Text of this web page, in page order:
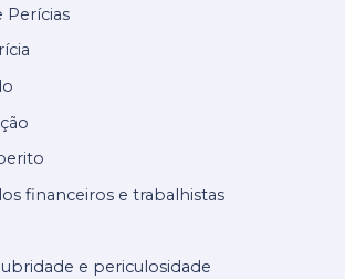
Perícias
financeiros e trabalhistas
e periculosidade